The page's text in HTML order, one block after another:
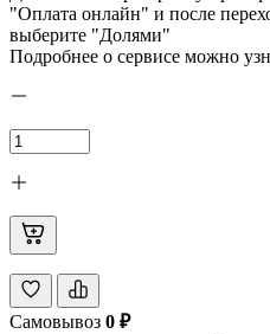
"Оплата онлайн" и после
выберите "Долями"
Подробнее о сервисе можно
Самовывоз 0 ₽